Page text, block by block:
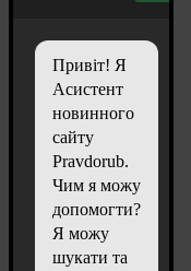
Привіт! Я
Асистент
новинного
сайту
Pravdorub.
Чим я можу
допомогти?
Я можу
шукати та